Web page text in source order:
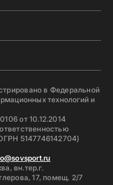
в Федеральной
технологий и
от 10.12.2014
5147746142704)
вн.тер.г.
17, помещ. 2/7